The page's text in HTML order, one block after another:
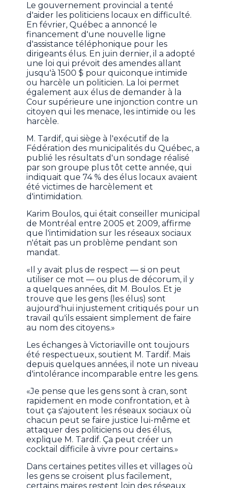
Le gouvernement provincial a tenté
d'aider les politiciens locaux en difficulté.
En février, Québec a annoncé le
financement d'une nouvelle ligne
d'assistance téléphonique pour les
dirigeants élus. En juin dernier, il a adopté
une loi qui prévoit des amendes allant
jusqu'à 1500 $ pour quiconque intimide
ou harcèle un politicien. La loi permet
également aux élus de demander à la
Cour supérieure une injonction contre un
citoyen qui les menace, les intimide ou les
harcèle.
M. Tardif, qui siège à l'exécutif de la
Fédération des municipalités du Québec, a
publié les résultats d'un sondage réalisé
par son groupe plus tôt cette année, qui
indiquait que 74 % des élus locaux avaient
été victimes de harcèlement et
d'intimidation.
Karim Boulos, qui était conseiller municipal
de Montréal entre 2005 et 2009, affirme
que l'intimidation sur les réseaux sociaux
n'était pas un problème pendant son
mandat.
«Il y avait plus de respect — si on peut
utiliser ce mot — ou plus de décorum, il y
a quelques années, dit M. Boulos. Et je
trouve que les gens (les élus) sont
aujourd'hui injustement critiqués pour un
travail qu'ils essaient simplement de faire
au nom des citoyens.»
Les échanges à Victoriaville ont toujours
été respectueux, soutient M. Tardif. Mais
depuis quelques années, il note un niveau
d'intolérance incomparable entre les gens.
«Je pense que les gens sont à cran, sont
rapidement en mode confrontation, et à
tout ça s'ajoutent les réseaux sociaux où
chacun peut se faire justice lui-même et
attaquer des politiciens ou des élus,
explique M. Tardif. Ça peut créer un
cocktail difficile à vivre pour certains.»
Dans certaines petites villes et villages où
les gens se croisent plus facilement,
certains maires restent loin des réseaux